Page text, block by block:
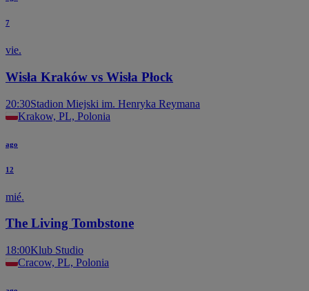
7
vie.
Wisła Kraków vs Wisła Płock
20:30Stadion Miejski im. Henryka Reymana
Krakow, PL, Polonia
ago
12
mié.
The Living Tombstone
18:00Klub Studio
Cracow, PL, Polonia